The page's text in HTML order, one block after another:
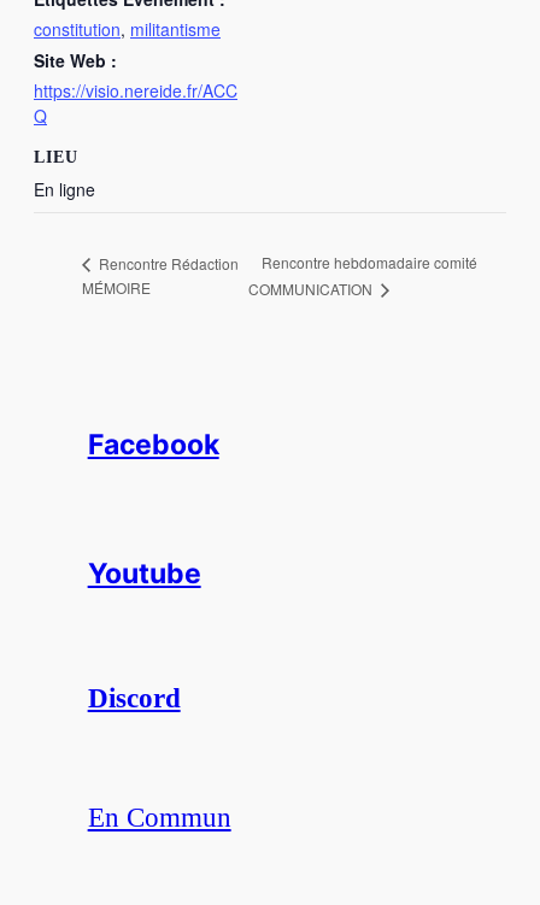
constitution, militantisme
Site Web :
https://visio.nereide.fr/ACC
Q
LIEU
En ligne
Rencontre Rédaction
MÉMOIRE
Rencontre hebdomadaire comité
COMMUNICATION
Facebook
Youtube
Discord
En Commun